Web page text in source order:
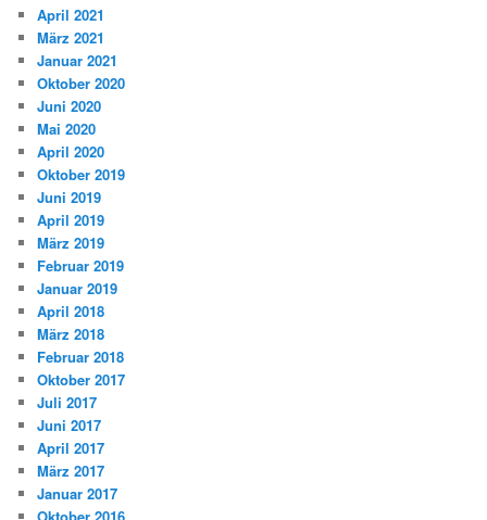
April 2021
März 2021
Januar 2021
Oktober 2020
Juni 2020
Mai 2020
April 2020
Oktober 2019
Juni 2019
April 2019
März 2019
Februar 2019
Januar 2019
April 2018
März 2018
Februar 2018
Oktober 2017
Juli 2017
Juni 2017
April 2017
März 2017
Januar 2017